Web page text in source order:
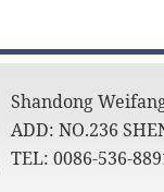
Shandong
ADD: NO.236
TEL: 0086-536-